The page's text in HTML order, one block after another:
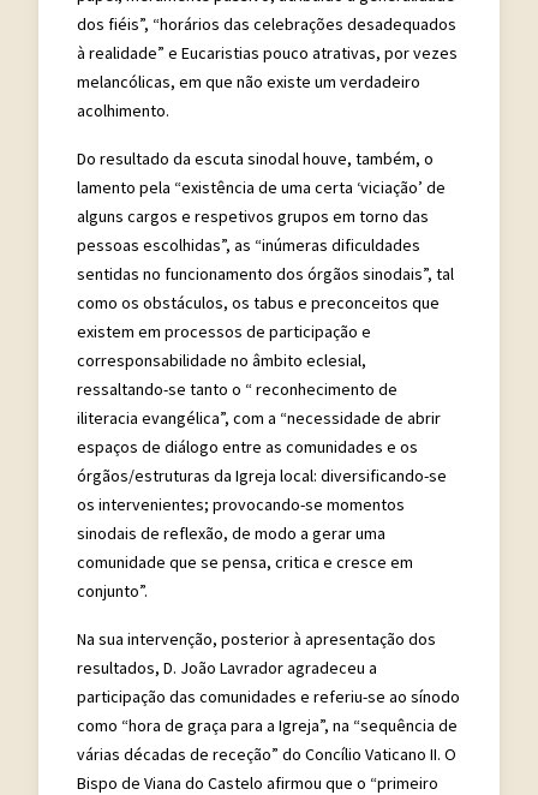
dos fiéis”, “horários das celebrações desadequados
à realidade” e Eucaristias pouco atrativas, por vezes
melancólicas, em que não existe um verdadeiro
acolhimento.
Do resultado da escuta sinodal houve, também, o
lamento pela “existência de uma certa ‘viciação’ de
alguns cargos e respetivos grupos em torno das
pessoas escolhidas”, as “inúmeras dificuldades
sentidas no funcionamento dos órgãos sinodais”, tal
como os obstáculos, os tabus e preconceitos que
existem em processos de participação e
corresponsabilidade no âmbito eclesial,
ressaltando-se tanto o “ reconhecimento de
iliteracia evangélica”, com a “necessidade de abrir
espaços de diálogo entre as comunidades e os
órgãos/estruturas da Igreja local: diversificando-se
os intervenientes; provocando-se momentos
sinodais de reflexão, de modo a gerar uma
comunidade que se pensa, critica e cresce em
conjunto”.
Na sua intervenção, posterior à apresentação dos
resultados, D. João Lavrador agradeceu a
participação das comunidades e referiu-se ao sínodo
como “hora de graça para a Igreja”, na “sequência de
várias décadas de receção” do Concílio Vaticano II. O
Bispo de Viana do Castelo afirmou que o “primeiro